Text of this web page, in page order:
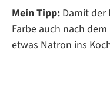
Mein Tipp: Damit der
Farbe auch nach
etwas Natron ins